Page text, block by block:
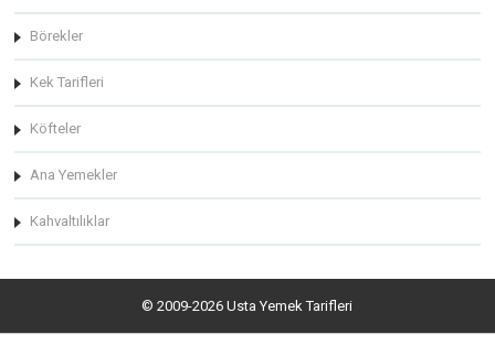
Börekler
Kek Tarifleri
Köfteler
Ana Yemekler
Kahvaltılıklar
© 2009-2026 Usta Yemek Tarifleri